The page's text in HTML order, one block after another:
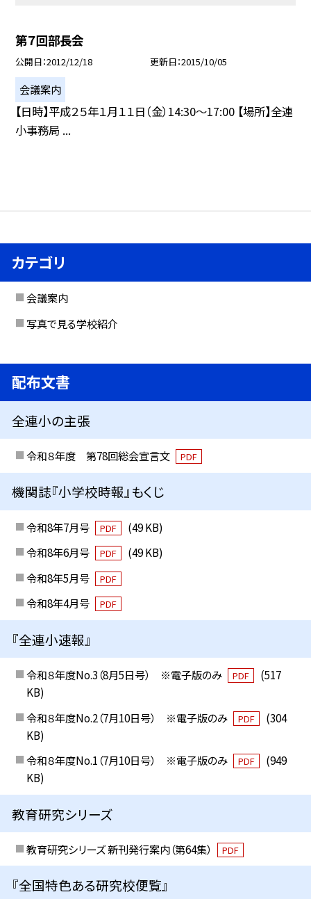
第７回部長会
公開日 2012/12/18 更新日 2015/10/05
会議案内
【日時】平成２５年１月１１日（金）14:30〜17:00 【場所】全連
小事務局 ...
カテゴリ
会議案内
写真で見る学校紹介
配布文書
全連小の主張
令和８年度 第78回総会宣言文 PDF
機関誌『小学校時報』もくじ
令和8年7月号 PDF
(49 KB)
令和8年6月号
PDF
(49 KB)
令和8年5月号
PDF
令和8年4月号 PDF
『全連小速報』
令和８年度No.3（8月5日号） ※電子版のみ PDF
(517
KB)
令和８年度No.2（7月10日号） ※電子版のみ
PDF
(304
KB)
令和８年度No.1（7月10日号） ※電子版のみ
PDF
(949
KB)
教育研究シリーズ
教育研究シリーズ 新刊発行案内（第64集） PDF
『全国特色ある研究校便覧』